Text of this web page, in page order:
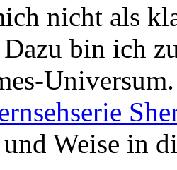
nicht als
Dazu bin ich
Weise in